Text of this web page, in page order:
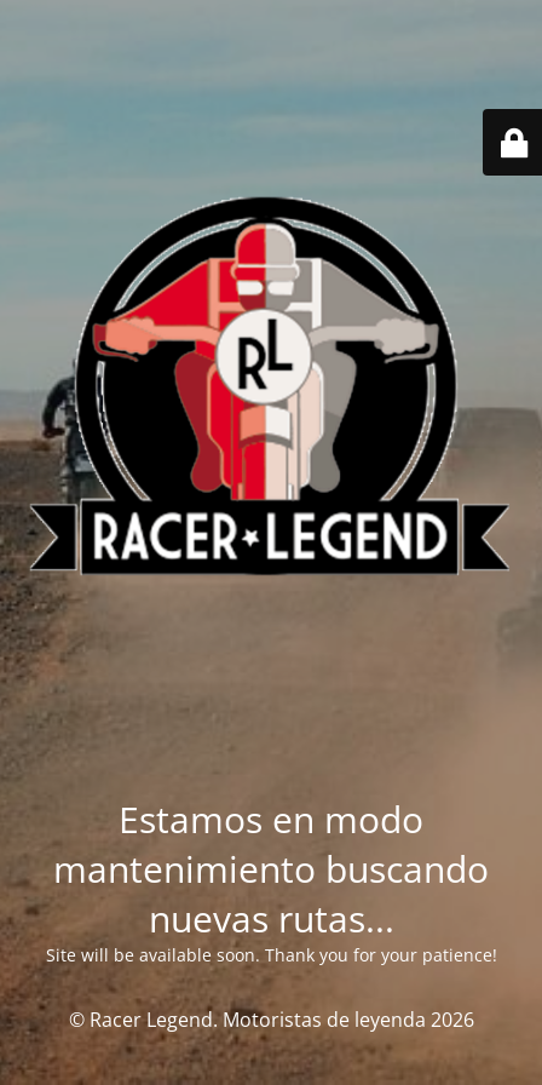
Estamos en modo
mantenimiento buscando
nuevas rutas...
Site will be available soon. Thank you for your patience!
© Racer Legend. Motoristas de leyenda 2026